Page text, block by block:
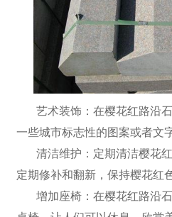
艺术装饰：在樱花红路沿石
一些城市标志性的图案或者文
清洁维护：定期清洁樱花红
定期修补和翻新，保持樱花红
增加座椅：在樱花红路沿石